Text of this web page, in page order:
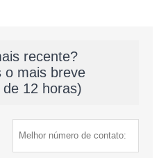
recente?
o mais breve
12 horas)